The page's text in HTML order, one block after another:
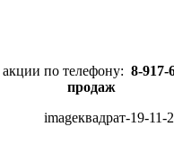
по телефону: 8-917-
продаж